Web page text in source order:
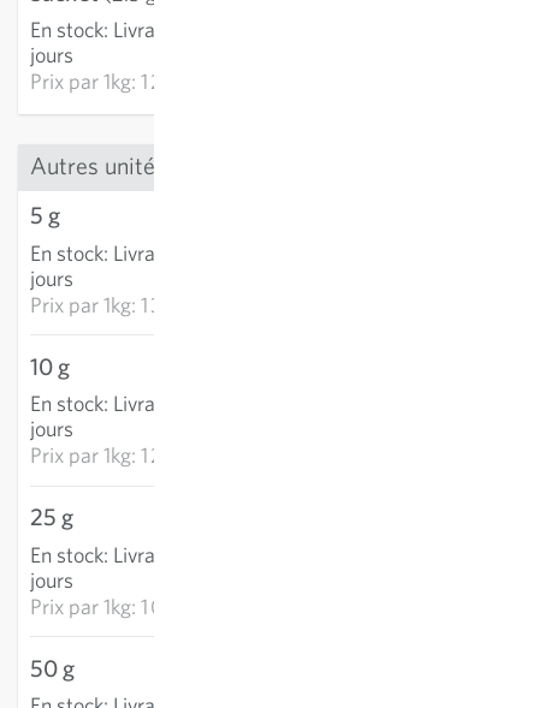
En stock: Livraison 3-5
jours
Prix par1kg: 1 284,00 €
Autres unités
5 g
En stock: Livraison 3-5
jours
Prix par1kg: 1 391,00 €
10 g
En stock: Livraison 3-5
jours
Prix par1kg: 1 235,85 €
25 g
En stock: Livraison 3-5
jours
Prix par1kg: 1 067,86 €
50 g